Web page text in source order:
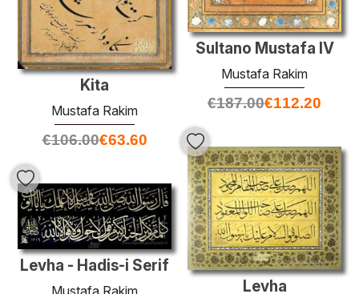
Kita
Mustafa Rakim
€106.00€63.60
Sultano Mustafa IV
Mustafa Rakim
€187.00€112.20
Levha
Levha - Hadis-i Serif
Mustafa Rakim